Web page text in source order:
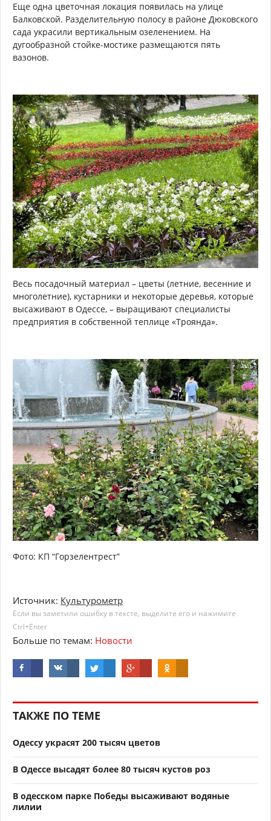
Еще одна цветочная локация появилась на улице
Балковской. Разделительную полосу в районе Дюковского
сада украсили вертикальным озеленением. На
дугообразной стойке-мостике размещаются пять
вазонов.
Весь посадочный материал – цветы (летние, весенние и
многолетние), кустарники и некоторые деревья, которые
высаживают в Одессе, – выращивают специалисты
предприятия в собственной теплице «Троянда».
Фото: КП “Горзелентрест”
Источник: Культурометр
Если вы заметили ошибку в тексте, выделите его и нажимите
Ctrl+Enter
Больше по темам: Новости
ТАКЖЕ ПО ТЕМЕ
Одессу украсят 200 тысяч цветов
В Одессе высадят более 80 тысяч кустов роз
В одесском парке Победы высаживают водяные
лилии